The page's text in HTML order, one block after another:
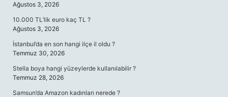
Ağustos 3, 2026
10.000 TL’lik euro kaç TL ?
Ağustos 3, 2026
İstanbul’da en son hangi ilçe il oldu ?
Temmuz 30, 2026
Stella boya hangi yüzeylerde kullanılabilir ?
Temmuz 28, 2026
Samsun’da Amazon kadınları nerede ?